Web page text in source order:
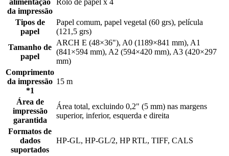
alimentação
da impressão
Rolo de papel x 4
Tipos de
papel
Papel comum, papel vegetal (60 grs), película
(121,5 grs)
Tamanho de
papel
ARCH E (48×36"), A0 (1189×841 mm), A1
(841×594 mm), A2 (594×420 mm), A3 (420×297
mm)
Comprimento
da impressão
*1
15 m
Área de
impressão
garantida
Área total, excluindo 0,2" (5 mm) nas margens
superior, inferior, esquerda e direita
Formatos de
dados
suportados
HP-GL, HP-GL/2, HP RTL, TIFF, CALS